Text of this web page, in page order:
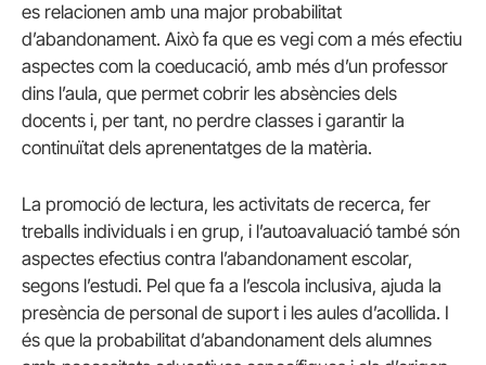
es relacionen amb una major probabilitat
d’abandonament. Això fa que es vegi com a més efectiu
aspectes com la coeducació, amb més d’un professor
dins l’aula, que permet cobrir les absències dels
docents i, per tant, no perdre classes i garantir la
continuïtat dels aprenentatges de la matèria.
La promoció de lectura, les activitats de recerca, fer
treballs individuals i en grup, i l’autoavaluació també són
aspectes efectius contra l’abandonament escolar,
segons l’estudi. Pel que fa a l’escola inclusiva, ajuda la
presència de personal de suport i les aules d’acollida. I
és que la probabilitat d’abandonament dels alumnes